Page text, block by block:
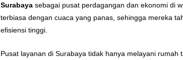
Surabaya sebagai pusat perdagangan dan ekonomi di
terbiasa dengan cuaca yang panas, sehingga mereka
efisiensi tinggi.
Pusat layanan di Surabaya tidak hanya melayani